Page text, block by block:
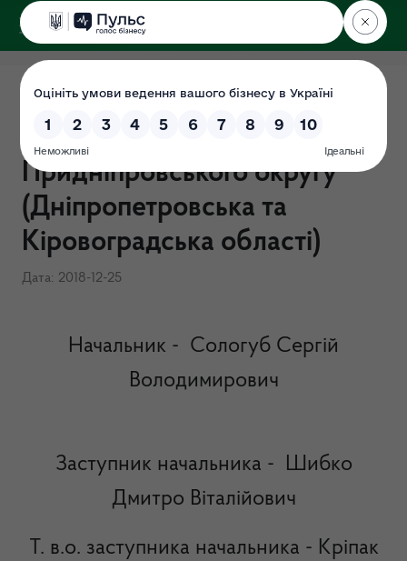
ДЕРЖЕКОІНСПЕКЦІЯ
Керівництво Державної
екологічної інспекції
Придніпровського округу
(Дніпропетровська та
Кіровоградська області)
Дата: 2018-12-25
Начальник - Сологуб Сергій
Володимирович
Заступник начальника - Шибко
Дмитро Віталійович
Т. в.о. заступника начальника - Кріпак